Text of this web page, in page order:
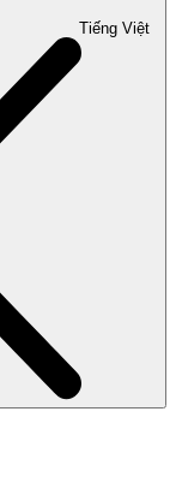
Tiếng Việt